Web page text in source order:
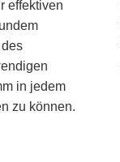
effektiven
in jedem
zu können.